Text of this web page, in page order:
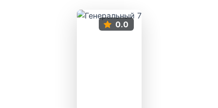
0.0